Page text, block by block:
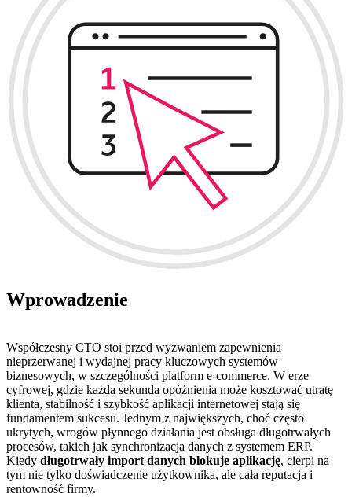
Wprowadzenie
Współczesny CTO stoi przed wyzwaniem zapewnienia
nieprzerwanej i wydajnej pracy kluczowych systemów
biznesowych, w szczególności platform e-commerce. W erze
cyfrowej, gdzie każda sekunda opóźnienia może kosztować utratę
klienta, stabilność i szybkość aplikacji internetowej stają się
fundamentem sukcesu. Jednym z największych, choć często
ukrytych, wrogów płynnego działania jest obsługa długotrwałych
procesów, takich jak synchronizacja danych z systemem ERP.
Kiedy długotrwały import danych blokuje aplikację, cierpi na
tym nie tylko doświadczenie użytkownika, ale cała reputacja i
rentowność firmy.